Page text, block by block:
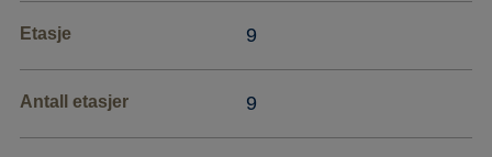
Etasje 9
Antall etasjer 9